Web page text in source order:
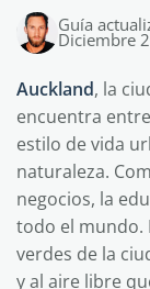
Guía
Diciembre
Auckland, la
encuentra
estilo de vida
naturaleza.
negocios, la
todo el mundo.
verdes de la
y al aire libre